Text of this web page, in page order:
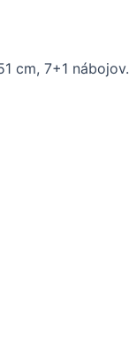
cm, 7+1 nábojov.